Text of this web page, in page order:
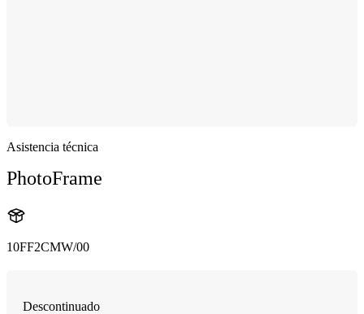
Asistencia técnica
PhotoFrame
10FF2CMW/00
Descontinuado